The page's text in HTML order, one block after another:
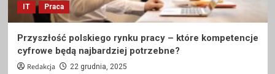
IT Praca
Przyszłość polskiego rynku pracy – które kompetencje
cyfrowe będą najbardziej potrzebne?
Redakcja 22 grudnia, 2025